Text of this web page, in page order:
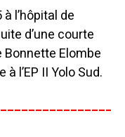
l’hôpital de
d’une courte
Elombe
l’EP II Yolo Sud.